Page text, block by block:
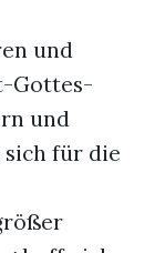
und
Gottes-
und
für die